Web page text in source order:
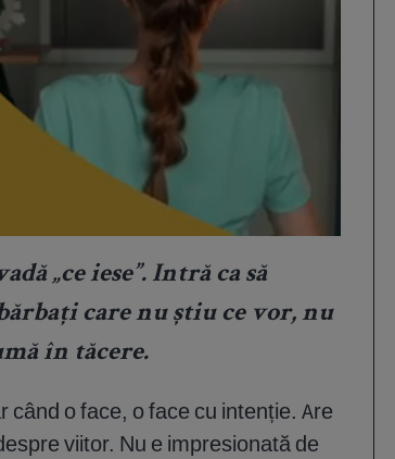
„ce iese”. Intră ca să
care nu știu ce vor, nu
în tăcere.
o face, o face cu intenție. Are
viitor. Nu e impresionată de